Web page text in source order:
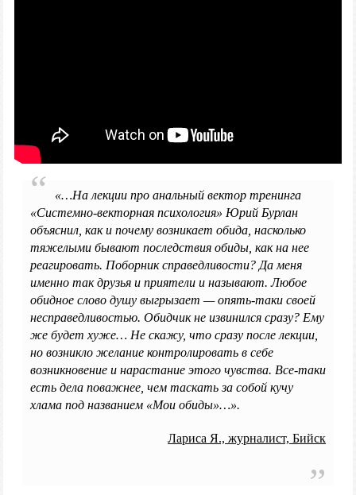
«…На лекции про анальный вектор тренинга
«Системно-векторная психология» Юрий Бурлан
объяснил, как и почему возникает обида, насколько
тяжелыми бывают последствия обиды, как на нее
реагировать. Поборник справедливости? Да меня
именно так друзья и приятели и называют. Любое
обидное слово душу выгрызает — опять-таки своей
несправедливостью. Обидчик не извинился сразу? Ему
же будет хуже… Не скажу, что сразу после лекции,
но возникло желание контролировать в себе
возникновение и нарастание этого чувства. Все-таки
есть дела поважнее, чем таскать за собой кучу
хлама под названием «Мои обиды»…».
Лариса Я., журналист, Бийск